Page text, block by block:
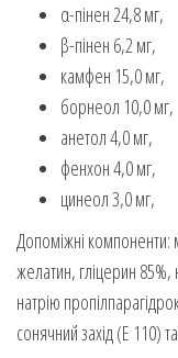
α-пінен 24,8 мг,
β-пінен 6,2 мг,
камфен 15,0 мг,
борнеол 10,0 мг,
анетол 4,0 мг,
фенхон 4,0 мг,
цинеол 3,0 мг,
Допоміжні компоненти:
желатин, гліцерин 85%,
натрію
сонячний захід (Е 110)